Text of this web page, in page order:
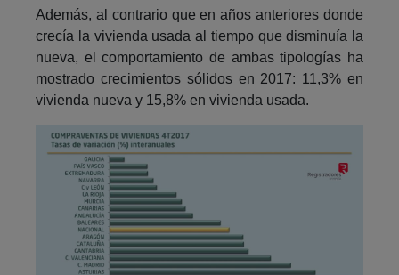
Además, al contrario que en años anteriores donde
crecía la vivienda usada al tiempo que disminuía la
nueva, el comportamiento de ambas tipologías ha
mostrado crecimientos sólidos en 2017: 11,3% en
vivienda nueva y 15,8% en vivienda usada.